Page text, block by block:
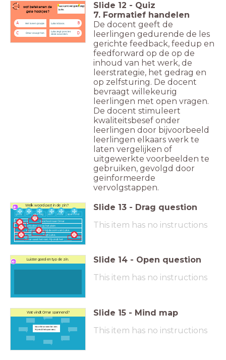
wat betekenen de
gele haakjes?
A Het is een grapje. B
Luka is boos.
C Omar vraagt het. D
Luka zegt precies
deze woorden.
Slide 12 - Quiz
7. Formatief handelen
De docent geeft de
leerlingen gedurende de les
gerichte feedback, feedup en
feedforward op de op de
inhoud van het werk, de
leerstrategie, het gedrag en
op zelfsturing. De docent
bevraagt willekeurig
leerlingen met open vragen.
De docent stimuleert
kwaliteitsbesef onder
leerlingen door bijvoorbeeld
leerlingen elkaars werk te
laten vergelijken of
uitgewerkte voorbeelden te
gebruiken, gevolgd door
geïnformeerde
vervolgstappen.
Luka komt __________ na school naar Omar
_________ voetballen ze op het plein
__________ ze eten een ijsje bij de oom van Luka.
Het komt wel __________ zegt Luka.
_________ Omar weet het niet. Hij vindt het ________
Welk woord past in de zin?
goed of elke dag dan maar spannend
Slide 13 - Drag question
This item has no instructions
Luister goed en typ de zin. Slide 14 - Open question
This item has no instructions
Wat vindt Omar spannend? Slide 15 - Mind map
This item has no instructions